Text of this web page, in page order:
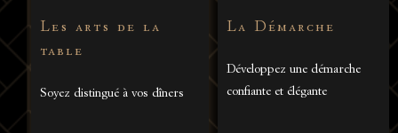
Les arts de la
table
Soyez distingué à vos dîners
La Démarche
Développez une démarche
confiante et élégante